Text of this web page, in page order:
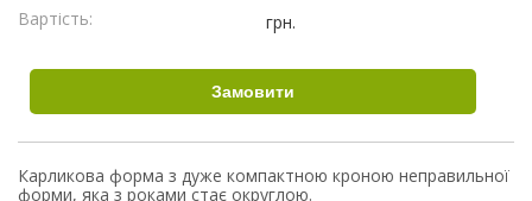
Вартість: грн.
Карликова форма з дуже компактною кроною неправильної
форми, яка з роками стає округлою.